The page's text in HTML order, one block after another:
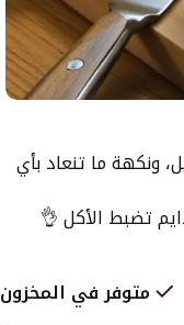
ونكهة ما تنعاد بأي
تضبط الأكل 👌
متوفر في المخزون